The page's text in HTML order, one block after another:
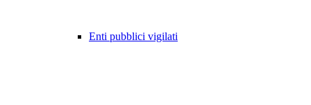
Enti pubblici vigilati